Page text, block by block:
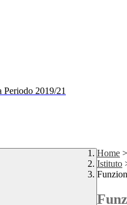
2019/21
Home >
Istituto